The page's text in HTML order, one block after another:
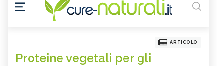
ARTICOLO
Proteine vegetali per gli